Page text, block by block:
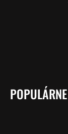
POPULÁRNE